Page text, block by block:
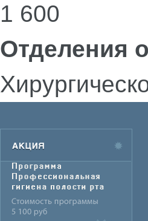
1 600
Отделения